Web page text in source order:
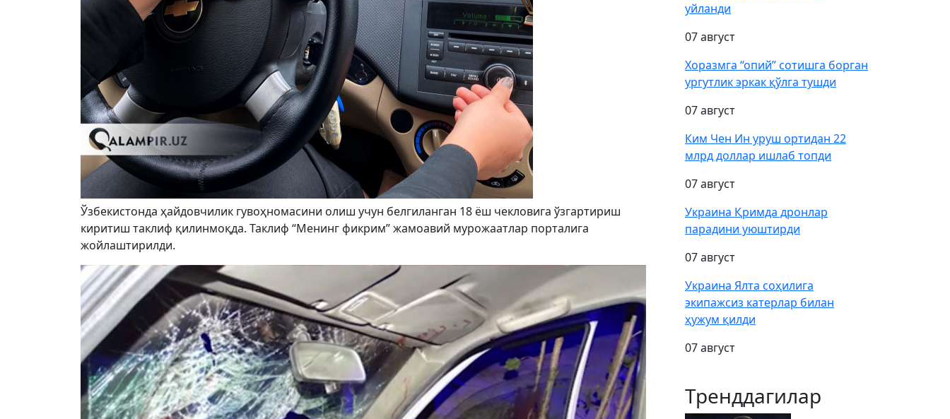
Ўзбекистонда ҳайдовчилик гувоҳномасини олиш учун белгиланган 18 ёш чекловига ўзгартириш
киритиш таклиф қилинмоқда. Таклиф “Менинг фикрим” жамоавий мурожаатлар порталига
жойлаштирилди.
уйланди
07 август
Хоразмга “опий” сотишга борган
ургутлик эркак қўлга тушди
07 август
Ким Чен Ин уруш ортидан 22
млрд доллар ишлаб топди
07 август
Украина Қримда дронлар
парадини уюштирди
07 август
Украина Ялта соҳилига
экипажсиз катерлар билан
ҳужум қилди
07 август
Тренддагилар